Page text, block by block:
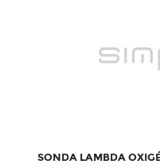
SONDA LAMBDA